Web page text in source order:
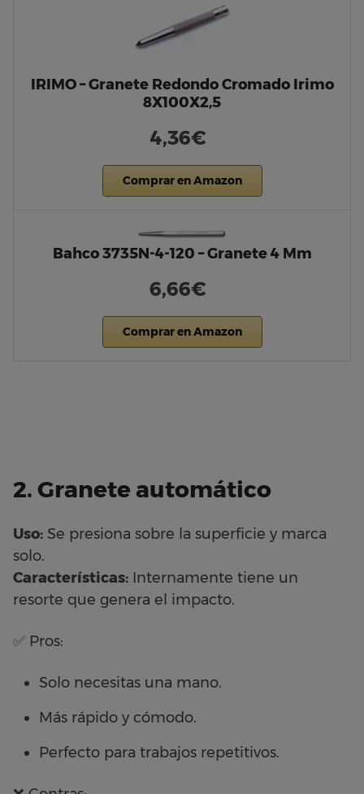
IRIMO – Granete Redondo Cromado Irimo
8X100X2,5
4,36€
Comprar en Amazon
Bahco 3735N-4-120 – Granete 4 Mm
6,66€
Comprar en Amazon
2. Granete automático
Uso: Se presiona sobre la superficie y marca
solo.
Características: Internamente tiene un
resorte que genera el impacto.
✅ Pros:
Solo necesitas una mano.
Más rápido y cómodo.
Perfecto para trabajos repetitivos.